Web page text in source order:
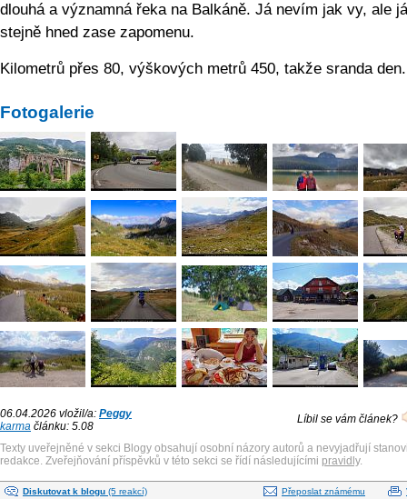
dlouhá a významná řeka na Balkáně. Já nevím jak vy, ale
stejně hned zase zapomenu.
Kilometrů přes 80, výškových metrů 450, takže sranda
Fotogalerie
06.04.2026 vložil/a: Peggy
karma článku: 5.08
Líbil se vám článek?
Texty uveřejněné v sekci Blogy obsahují osobní názory autorů a nevyjadřují
redakce. Zveřejňování příspěvků v této sekci se řídí následujícími pravidly.
Diskutovat k blogu (5 reakcí) Přeposlat známému